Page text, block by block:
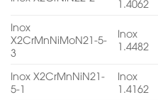
1.4062
Inox
X2CrMnNiMoN21-5-
3
Inox
1.4482
Inox X2CrMnNiN21-
5-1
Inox
1.4162